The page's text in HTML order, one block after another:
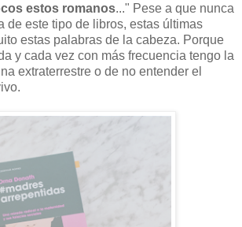
estos romanos..." Pese a que nunca
de este tipo de libros, estas últimas
estas palabras de la cabeza. Porque
y cada vez con más frecuencia tengo la
extraterrestre o de no entender el